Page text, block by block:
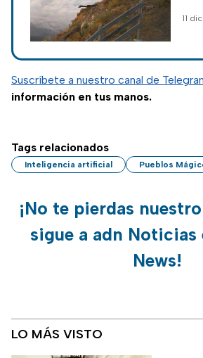
11
Suscríbete a nuestro canal de
información en tus manos.
Tags relacionados
Inteligencia artificial Pueblos
¡No te pierdas
sigue a adn Noticias
News!
LO MÁS VISTO